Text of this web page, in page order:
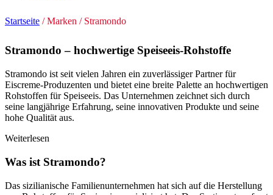
Startseite / Marken / Stramondo
Stramondo – hochwertige Speiseeis-Rohstoffe
Stramondo ist seit vielen Jahren ein zuverlässiger Partner für
Eiscreme-Produzenten und bietet eine breite Palette an hochwertigen
Rohstoffen für Speiseeis. Das Unternehmen zeichnet sich durch
seine langjährige Erfahrung, seine innovativen Produkte und seine
hohe Qualität aus.
Weiterlesen
Was ist Stramondo?
Das sizilianische Familienunternehmen hat sich auf die Herstellung